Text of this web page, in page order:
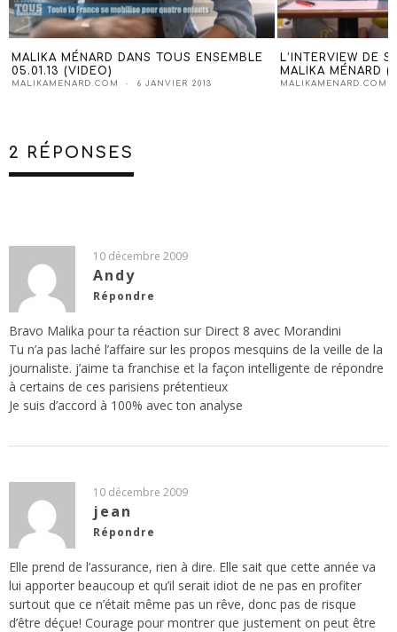
MALIKA MÉNARD DANS TOUS ENSEMBLE
05.01.13 (VIDEO)
MALIKAMENARD.COM 6 JANVIER 2013
L’INTERVIEW DE
MALIKA MÉNARD
MALIKAMENARD.COM
2 RÉPONSES
10 décembre 2009
Andy
Répondre
Bravo Malika pour ta réaction sur Direct 8 avec Morandini
Tu n’a pas laché l’affaire sur les propos mesquins de la veille de la
journaliste. j’aime ta franchise et la façon intelligente de répondre
à certains de ces parisiens prétentieux
Je suis d’accord à 100% avec ton analyse
10 décembre 2009
jean
Répondre
Elle prend de l’assurance, rien à dire. Elle sait que cette année va
lui apporter beaucoup et qu’il serait idiot de ne pas en profiter
surtout que ce n’était même pas un rêve, donc pas de risque
d’être déçue! Courage pour montrer que justement on peut être